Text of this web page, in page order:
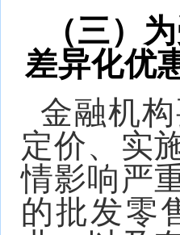
（三）
差异化优
金融机
定价、实
情影响严
的批发零